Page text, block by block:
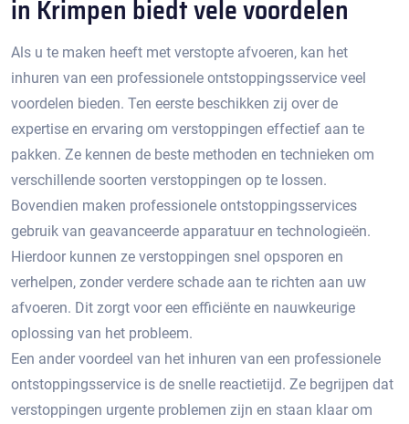
in Krimpen biedt vele voordelen
Als u te maken heeft met verstopte afvoeren, kan het
inhuren van een professionele ontstoppingsservice veel
voordelen bieden. Ten eerste beschikken zij over de
expertise en ervaring om verstoppingen effectief aan te
pakken.​ Ze kennen de beste methoden en technieken om
verschillende soorten verstoppingen op te lossen.​
Bovendien maken professionele ontstoppingsservices
gebruik van geavanceerde apparatuur en technologieën.
Hierdoor kunnen ze verstoppingen snel opsporen en
verhelpen, zonder verdere schade aan te richten aan uw
afvoeren. Dit zorgt voor een efficiënte en nauwkeurige
oplossing van het probleem.​
Een ander voordeel van het inhuren van een professionele
ontstoppingsservice is de snelle reactietijd.​ Ze begrijpen dat
verstoppingen urgente problemen zijn en staan klaar om